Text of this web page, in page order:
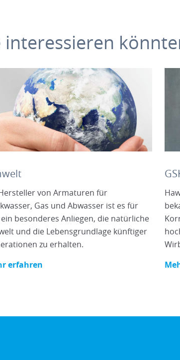
interessieren
von Armaturen für
Gas und Abwasser ist es für
besonderes Anliegen, die natürliche
und die Lebensgrundlage künftiger
zu erhalten.
erfahren